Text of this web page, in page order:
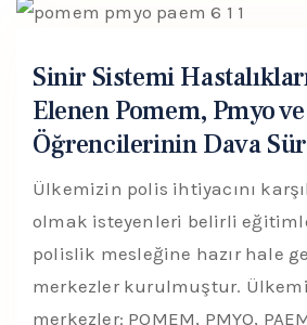
Sinir Sistemi
Elenen Pomem, Pmyo
Öğrencilerinin Dava
Ülkemizin polis ihtiyacını
olmak isteyenleri belirli
polislik mesleğine hazır hale
merkezler kurulmuştur.
merkezler: POMEM, PMYO,